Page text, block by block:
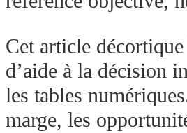
Cet article
d’aide à la décision
les tables
marge, les